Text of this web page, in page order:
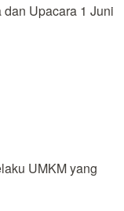
Upacara 1 Juni
UMKM yang